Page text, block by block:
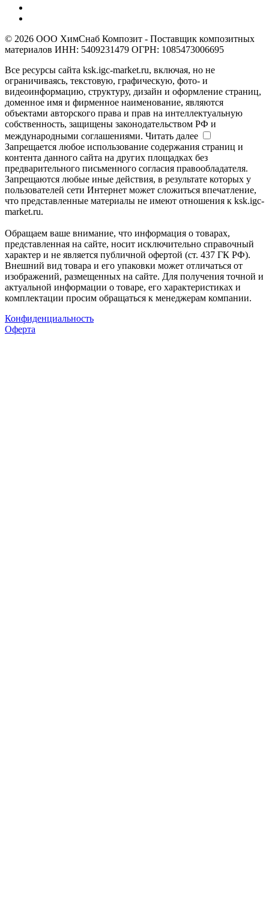
© 2026 ООО ХимСнаб Композит - Поставщик композитных
материалов ИНН: 5409231479 ОГРН: 1085473006695
Все ресурсы сайта ksk.igc-market.ru, включая, но не
ограничиваясь, текстовую, графическую, фото- и
видеоинформацию, структуру, дизайн и оформление страниц,
доменное имя и фирменное наименование, являются
объектами авторского права и прав на интеллектуальную
собственность, защищены законодательством РФ и
международными соглашениями. Читать далее
Запрещается любое использование содержания страниц и
контента данного сайта на других площадках без
предварительного письменного согласия правообладателя.
Запрещаются любые иные действия, в результате которых у
пользователей сети Интернет может сложиться впечатление,
что представленные материалы не имеют отношения к ksk.igc-
market.ru.
Обращаем ваше внимание, что информация о товарах,
представленная на сайте, носит исключительно справочный
характер и не является публичной офертой (ст. 437 ГК РФ).
Внешний вид товара и его упаковки может отличаться от
изображений, размещенных на сайте. Для получения точной и
актуальной информации о товаре, его характеристиках и
комплектации просим обращаться к менеджерам компании.
Конфиденциальность
Оферта